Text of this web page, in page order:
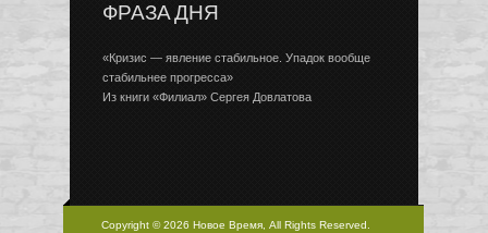
ФРАЗА ДНЯ
«Кризис — явление стабильное. Упадок вообще
стабильнее прогресса»
Из книги «Филиал» Сергея Довлатова
Copyright © 2026 Новое Время, All Rights Reserved.